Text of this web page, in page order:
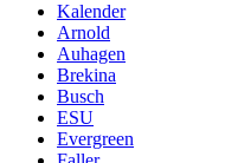
Kalender
Arnold
Auhagen
Brekina
Busch
ESU
Evergreen